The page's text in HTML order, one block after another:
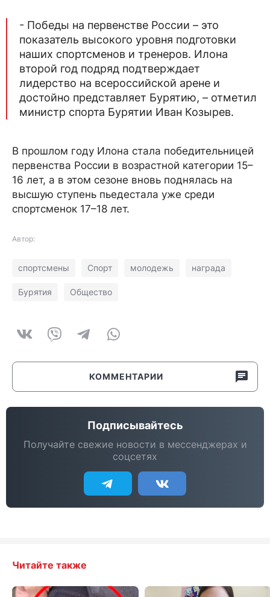
- Победы на первенстве России – это
показатель высокого уровня подготовки
наших спортсменов и тренеров. Илона
второй год подряд подтверждает
лидерство на всероссийской арене и
достойно представляет Бурятию, – отметил
министр спорта Бурятии Иван Козырев.
В прошлом году Илона стала победительницей
первенства России в возрастной категории 15–
16 лет, а в этом сезоне вновь поднялась на
высшую ступень пьедестала уже среди
спортсменок 17–18 лет.
Автор:
спортсмены Спорт молодежь награда
Бурятия Общество
КОММЕНТАРИИ
Подписывайтесь
Получайте свежие новости в мессенджерах и
соцсетях
Читайте также